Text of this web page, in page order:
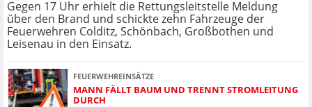
Gegen 17 Uhr erhielt die Rettungsleitstelle Meldung
über den Brand und schickte zehn Fahrzeuge der
Feuerwehren Colditz, Schönbach, Großbothen und
Leisenau in den Einsatz.
FEUERWEHREINSÄTZE
MANN FÄLLT BAUM UND TRENNT STROMLEITUNG
DURCH